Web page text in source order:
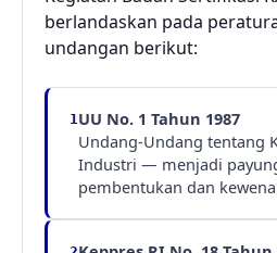
berlandaskan pada
undangan berikut:
1UU No. 1 Tahun 1987
Undang-Undang tentang
Industri — menjadi
pembentukan dan